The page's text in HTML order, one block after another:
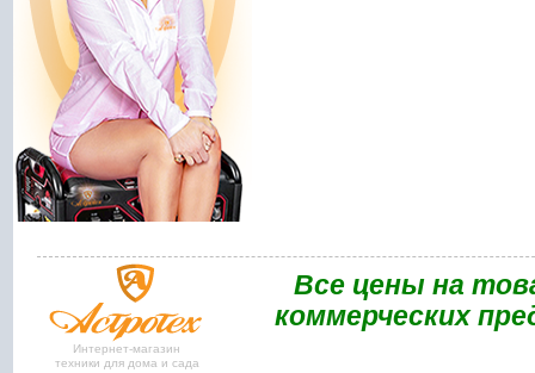
Интернет-магазин
техники для дома и сада
Bce цены на
коммерческих